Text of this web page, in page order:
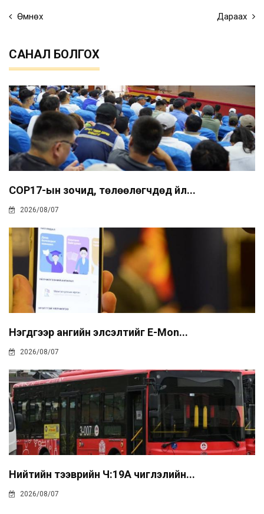
Өмнөх Дараах
САНАЛ БОЛГОХ
COP17-ын зочид, төлөөлөгчдөд үйл...
2026/08/07
Нэгдүгээр ангийн элсэлтийг E-Mon...
2026/08/07
Нийтийн тээврийн Ч:19А чиглэлийн...
2026/08/07